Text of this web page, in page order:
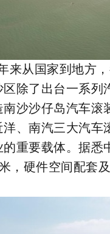
来从国家到地方
除了出台一系列
沙沙仔岛汽车滚
、南汽三大汽车
重要载体。据悉
，硬件空间配套